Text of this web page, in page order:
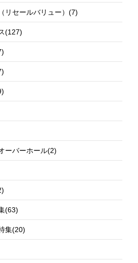
リセールバリュー）(7)
(127)
ーバーホール(2)
(63)
集(20)